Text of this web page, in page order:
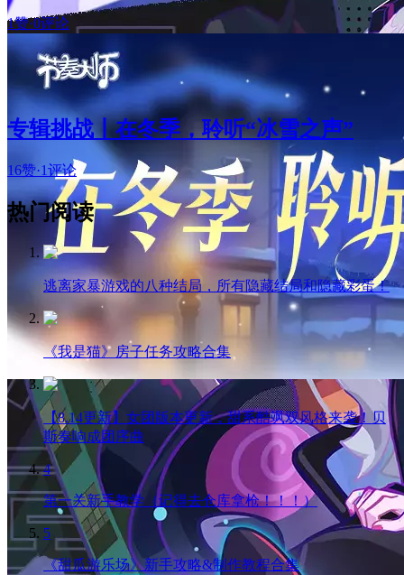
1赞·0评论
专辑挑战丨在冬季，聆听“冰雪之声”
16赞·1评论
热门阅读
逃离家暴游戏的八种结局，所有隐藏结局和隐藏彩蛋！
《我是猫》房子任务攻略合集
【8.14更新】女团版本更新，甜系酷飒双风格来袭！贝
斯奏响成团序曲
4
第一关新手教学（记得去仓库拿枪！！！）
5
《甜瓜游乐场》新手攻略&制作教程合集